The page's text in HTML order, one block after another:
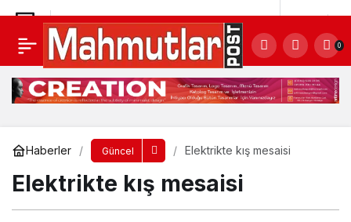
0
Haberler Güncel Elektrikte kış mesaisi
Elektrikte kış mesaisi
Elektrikte kış mesaisi Yorum Yap